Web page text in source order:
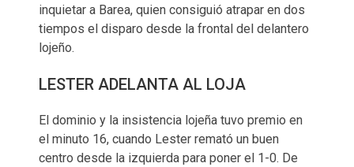
inquietar a Barea, quien consiguió atrapar en dos
tiempos el disparo desde la frontal del delantero
lojeño.
LESTER ADELANTA AL LOJA
El dominio y la insistencia lojeña tuvo premio en
el minuto 16, cuando Lester remató un buen
centro desde la izquierda para poner el 1-0. De